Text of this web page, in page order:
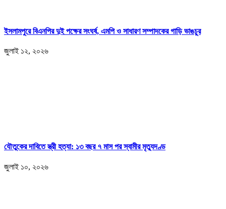
ইসলামপুরে বিএনপির দুই পক্ষের সংঘর্ষ, এমপি ও সাধারণ সম্পাদকের গাড়ি ভাঙচুর
জুলাই ১২, ২০২৬
যৌতুকের দাবিতে স্ত্রী হত্যা: ১৩ বছর ৭ মাস পর স্বামীর মৃত্যুদণ্ড
জুলাই ১০, ২০২৬